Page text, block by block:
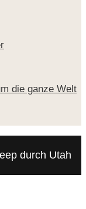
die ganze Welt
durch Utah